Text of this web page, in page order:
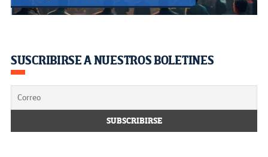
SUSCRIBIRSE A NUESTROS BOLETINES